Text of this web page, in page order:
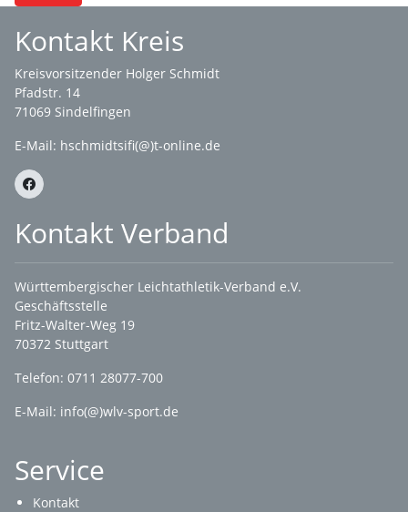
Kontakt Kreis
Kreisvorsitzender Holger Schmidt
Pfadstr. 14
71069 Sindelfingen
E-Mail: hschmidtsifi(@)t-online.de
Kontakt Verband
Württembergischer Leichtathletik-Verband e.V.
Geschäftsstelle
Fritz-Walter-Weg 19
70372 Stuttgart
Telefon: 0711 28077-700
E-Mail: info(@)wlv-sport.de
Service
Kontakt